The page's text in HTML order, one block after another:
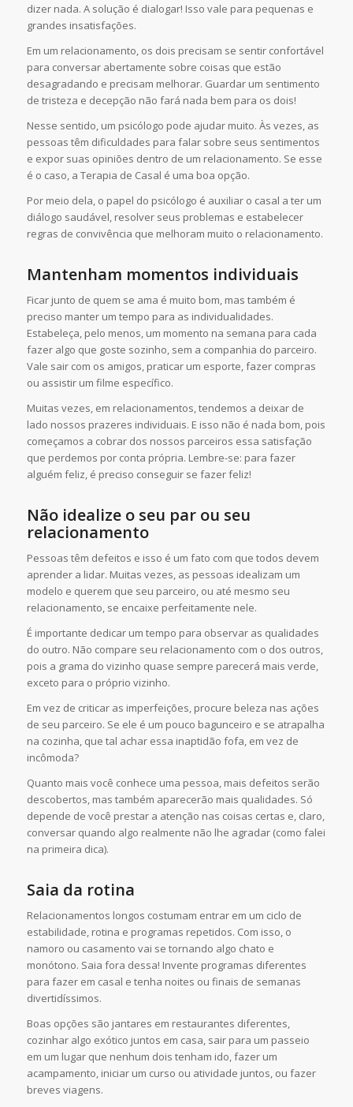
dizer nada. A solução é dialogar! Isso vale para pequenas e
grandes insatisfações.
Em um relacionamento, os dois precisam se sentir confortável
para conversar abertamente sobre coisas que estão
desagradando e precisam melhorar. Guardar um sentimento
de tristeza e decepção não fará nada bem para os dois!
Nesse sentido, um psicólogo pode ajudar muito. Às vezes, as
pessoas têm dificuldades para falar sobre seus sentimentos
e expor suas opiniões dentro de um relacionamento. Se esse
é o caso, a Terapia de Casal é uma boa opção.
Por meio dela, o papel do psicólogo é auxiliar o casal a ter um
diálogo saudável, resolver seus problemas e estabelecer
regras de convivência que melhoram muito o relacionamento.
Mantenham momentos individuais
Ficar junto de quem se ama é muito bom, mas também é
preciso manter um tempo para as individualidades.
Estabeleça, pelo menos, um momento na semana para cada
fazer algo que goste sozinho, sem a companhia do parceiro.
Vale sair com os amigos, praticar um esporte, fazer compras
ou assistir um filme específico.
Muitas vezes, em relacionamentos, tendemos a deixar de
lado nossos prazeres individuais. E isso não é nada bom, pois
começamos a cobrar dos nossos parceiros essa satisfação
que perdemos por conta própria. Lembre-se: para fazer
alguém feliz, é preciso conseguir se fazer feliz!
Não idealize o seu par ou seu
relacionamento
Pessoas têm defeitos e isso é um fato com que todos devem
aprender a lidar. Muitas vezes, as pessoas idealizam um
modelo e querem que seu parceiro, ou até mesmo seu
relacionamento, se encaixe perfeitamente nele.
É importante dedicar um tempo para observar as qualidades
do outro. Não compare seu relacionamento com o dos outros,
pois a grama do vizinho quase sempre parecerá mais verde,
exceto para o próprio vizinho.
Em vez de criticar as imperfeições, procure beleza nas ações
de seu parceiro. Se ele é um pouco bagunceiro e se atrapalha
na cozinha, que tal achar essa inaptidão fofa, em vez de
incômoda?
Quanto mais você conhece uma pessoa, mais defeitos serão
descobertos, mas também aparecerão mais qualidades. Só
depende de você prestar a atenção nas coisas certas e, claro,
conversar quando algo realmente não lhe agradar (como falei
na primeira dica).
Saia da rotina
Relacionamentos longos costumam entrar em um ciclo de
estabilidade, rotina e programas repetidos. Com isso, o
namoro ou casamento vai se tornando algo chato e
monótono. Saia fora dessa! Invente programas diferentes
para fazer em casal e tenha noites ou finais de semanas
divertidíssimos.
Boas opções são jantares em restaurantes diferentes,
cozinhar algo exótico juntos em casa, sair para um passeio
em um lugar que nenhum dois tenham ido, fazer um
acampamento, iniciar um curso ou atividade juntos, ou fazer
breves viagens.